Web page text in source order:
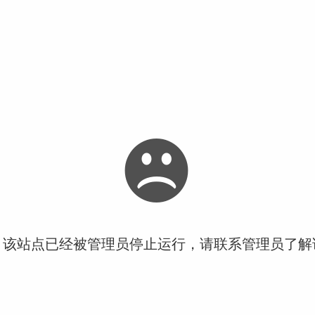
站点已经被管理员停止运行，请联系管理员了